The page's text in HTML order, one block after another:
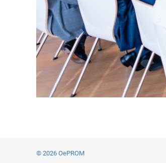
© 2026 OePROM